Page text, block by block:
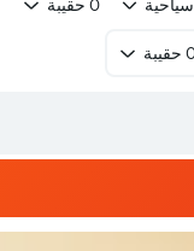
سياحية 0 حقيبة